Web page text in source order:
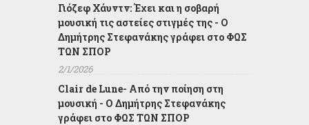
Γιόζεφ Χάυντν: Έχει και η σοβαρή
μουσική τις αστείες στιγμές της - Ο
Δημήτρης Στεφανάκης γράφει στο ΦΩΣ
ΤΩΝ ΣΠΟΡ
2/1/2026
Clair de Lune- Από την ποίηση στη
μουσική - Ο Δημήτρης Στεφανάκης
γράφει στο ΦΩΣ ΤΩΝ ΣΠΟΡ